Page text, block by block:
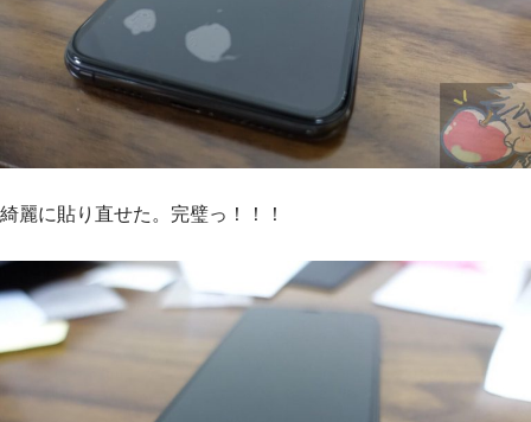
綺麗に貼り直せた。完璧っ！！！